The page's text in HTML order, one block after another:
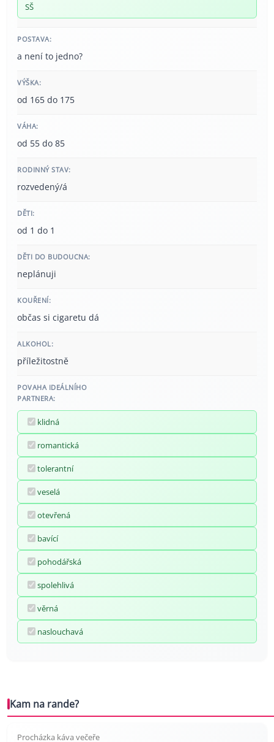
SŠ
POSTAVA:
a není to jedno?
VÝŠKA:
od 165 do 175
VÁHA:
od 55 do 85
RODINNÝ STAV:
rozvedený/á
DĚTI:
od 1 do 1
DĚTI DO BUDOUCNA:
neplánuji
KOUŘENÍ:
občas si cigaretu dá
ALKOHOL:
příležitostně
POVAHA IDEÁLNÍHO
PARTNERA:
klidná
romantická
tolerantní
veselá
otevřená
bavící
pohodářská
spolehlivá
věrná
naslouchavá
Kam na rande?
Procházka káva večeře